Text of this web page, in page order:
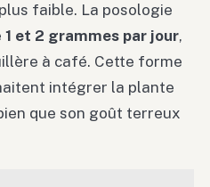
faible. La posologie
1 et 2 grammes par jour,
à café. Cette forme
intégrer la plante
que son goût terreux